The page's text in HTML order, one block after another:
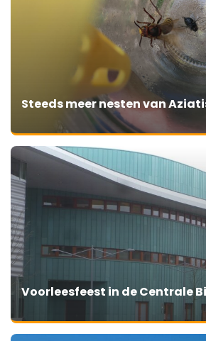
Steeds meer nesten van
Voorleesfeest in de Centrale